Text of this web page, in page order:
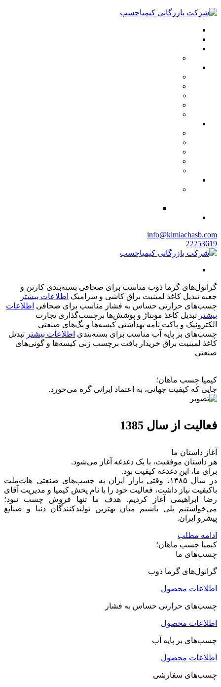
info@kimiachasb.com
22253619
گرانول‌های گرما ذوب مناسب برای صحافی بسته‌بندی کارتن و
جعبه تبدیل کاغذ لمینیت براق کاشی و سرامیک اطلاعات بیشتر
چسب‌های حرارتی حساس به فشار مناسب برای صحافی اطلاعات
بیشتر تبدیل کاغذ مونتاژ و پوشش‌ها برچسب‌گذاری تجارت
الکترونیک و پاکت نامه بهداشتی کیسه‌ها و بگ‌های صنعتی
چسب‌های بر پایه آب مناسب برای بسته‌بندی اطلاعات بیشتر تبدیل
کاغذ لمینیت براق خریدار بافت برچسب زنی کیسه‌ها و گونی‌های
صنعتی
کیمیا چسب ماهان؛
جایی که کیفیت جهانی، به اعتماد ایرانی گره می‌خورد.
فعالیت از سال 1385
آغاز داستان ما
هر داستان موفقیت، با یک دغدغه آغاز می‌شود.
برای ما، این دغدغه کیفیت بود.
در سال ۱۳۸۵، وقتی بازار ایران به چسب‌های صنعتی هات‌ملت
باکیفیت نیاز داشت، فعالیت خود را با نام پخش کیمیا و مدیریت آقای
رضا ابراهیمی آغاز کردیم. هدف ما تنها فروش چسب نبود؛
می‌خواستیم پلی باشیم میان بهترین تولیدکنندگان دنیا و صنایع
پیشرو ایران.
ادامه مطلب
کیمیا چسب ماهان؛
چسب‌های ما
گرانول‌های گرما ذوب
اطلاعات محصول
چسب‌های حرارتی حساس به فشار
اطلاعات محصول
چسب‌های بر پایه آب
اطلاعات محصول
چسب‌های سفارشی